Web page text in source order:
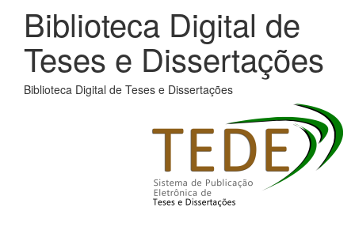
Biblioteca Digital de
Teses e Dissertações
Biblioteca Digital de Teses e Dissertações